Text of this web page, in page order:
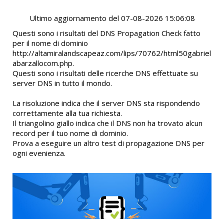
Ultimo aggiornamento del 07-08-2026 15:06:08
Questi sono i risultati del DNS Propagation Check fatto
per il nome di dominio
http://altamiralandscapeaz.com/lips/70762/html50gabriel
abarzallocom.php.
Questi sono i risultati delle ricerche DNS effettuate su
server DNS in tutto il mondo.
La risoluzione indica che il server DNS sta rispondendo
correttamente alla tua richiesta.
Il triangolino giallo indica che il DNS non ha trovato alcun
record per il tuo nome di dominio.
Prova a eseguire un altro test di propagazione DNS per
ogni evenienza.